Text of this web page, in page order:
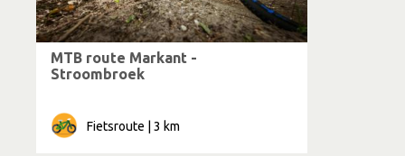
MTB route Markant -
Stroombroek
Fietsroute | 3 km